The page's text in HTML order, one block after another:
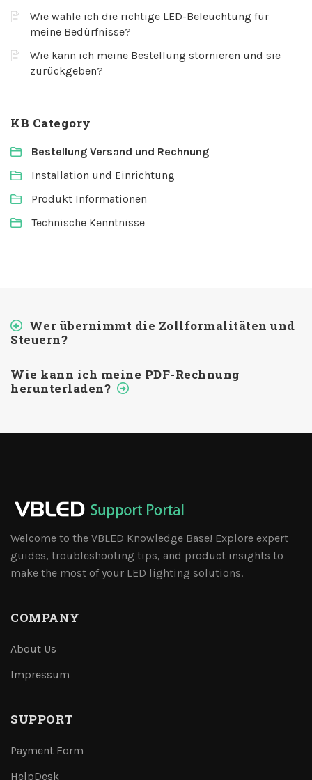
Wie wähle ich die richtige LED-Beleuchtung für
meine Bedürfnisse?
Wie kann ich meine Bestellung stornieren und sie
zurückgeben?
KB Category
Bestellung Versand und Rechnung
Installation und Einrichtung
Produkt Informationen
Technische Kenntnisse
Wer übernimmt die Zollformalitäten und
Steuern?
Wie kann ich meine PDF-Rechnung
herunterladen?
Welcome to the VBLED Knowledge Base! Explore expert
guides, troubleshooting tips, and product insights to
make the most of your LED lighting solutions.
COMPANY
About Us
Impressum
SUPPORT
Payment Form
HelpDesk